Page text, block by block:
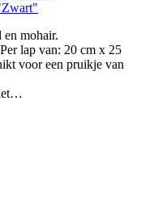
mohair.
lap van: 20 cm x 25
voor een pruikje van